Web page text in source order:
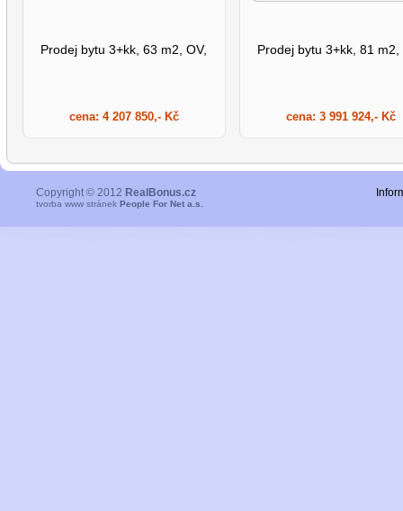
Prodej bytu 3+kk, 63 m2, OV,
cena: 4 207 850,- Kč
Prodej bytu 3+kk, 81 m2,
cena: 3 991 924,- Kč
Copyright © 2012 RealBonus.cz
tvorba www stránek People For Net a.s.